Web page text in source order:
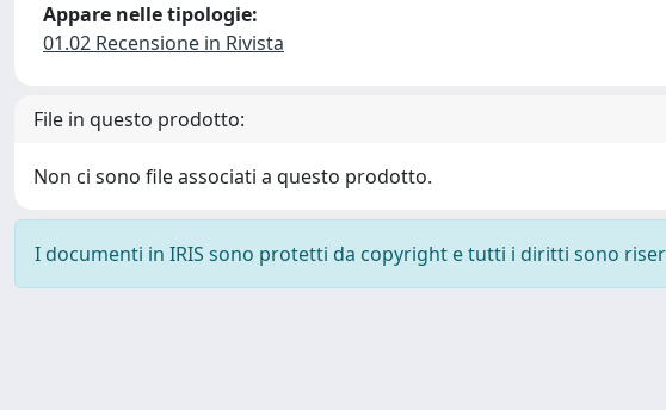
Appare nelle tipologie:
01.02 Recensione in Rivista
File in questo prodotto:
Non ci sono file associati a questo prodotto.
I documenti in IRIS sono protetti da copyright e tutti i diritti sono